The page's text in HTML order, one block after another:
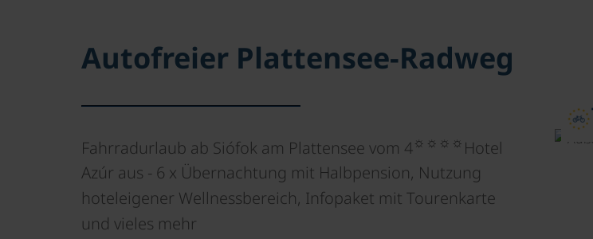
Autofreier Plattensee-Radweg
Fahrradurlaub ab Siófok am Plattensee vom 4 ☼☼☼☼ Hotel
Azúr aus - 6 x Übernachtung mit Halbpension, Nutzung
hoteleigener Wellnessbereich, Infopaket mit Tourenkarte
und vieles mehr